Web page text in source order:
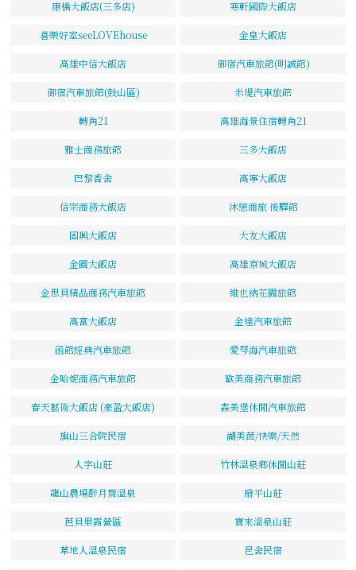
康橋大飯店(三多店) 寒軒國際大飯店
喜樂好室seeLOVEhouse 金皇大飯店
高雄中信大飯店 御宿汽車旅館(明誠館)
御宿汽車旅館(鼓山區) 米堤汽車旅館
轉角21 高雄海景住宿轉角21
雅士商務旅館 三多大飯店
巴黎香舍 高寧大飯店
信宗商務大飯店 沐戀商旅 後驛館
固興大飯店 大友大飯店
金園大飯店 高雄京城大飯店
金思貝精品商務汽車旅館 維也納花園旅館
高富大飯店 金達汽車旅館
函館經典汽車旅館 愛琴海汽車旅館
金哈妮商務汽車旅館 歐美商務汽車旅館
春天藝術大飯店 (豪盈大飯店) 森美堡休閒汽車旅館
旗山三合院民宿 湖美茵/快樂/天然
人字山莊 竹林溫泉鄉休閒山莊
龍山農場醉月齋溫泉 扇平山莊
芭貝里露營區 寶來溫泉山莊
草地人溫泉民宿 邑舍民宿